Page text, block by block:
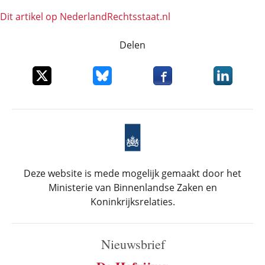
Dit artikel op NederlandRechts­staat.nl
Delen
Deel dit item op XDeel dit item op Bluesky
Deel dit item opDeel dit
Deze website is mede mogelijk gemaakt door het
Ministerie van Binnenlandse Zaken en
Koninkrijksrelaties.
Nieuwsbrief